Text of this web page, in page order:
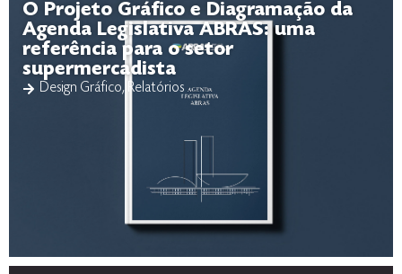
O Projeto Gráfico e Diagramação da
Agenda Legislativa ABRAS: uma
referência para o setor
supermercadista
Design Gráfico, Relatórios